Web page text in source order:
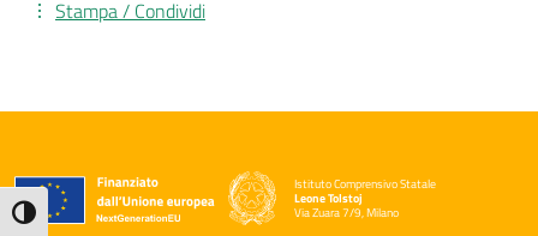
Attiva/disattiva alto contrasto
Stampa / Condividi
Istituto Comprensivo Statale
Leone Tolstoj
Via Zuara 7/9, Milano
— Visita la pagina iniziale della scuola